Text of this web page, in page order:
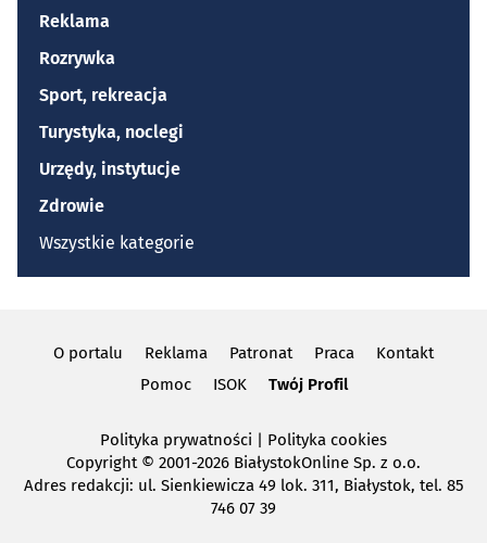
Reklama
Rozrywka
Sport, rekreacja
Turystyka, noclegi
Urzędy, instytucje
Zdrowie
Wszystkie kategorie
O portalu Reklama Patronat Praca
Kontakt
Pomoc
ISOK Twój Profil
Polityka prywatności | Polityka cookies
Copyright© 2001-2026 BiałystokOnline Sp. z o.o.
Adres redakcji: ul. Sienkiewicza 49 lok. 311, Białystok, tel. 85
746 07 39